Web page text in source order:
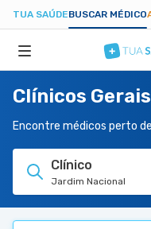
TUA SAÚDEBUSCAR MÉDICO
ESPECIALIDADES
HOSPITAIS
TUASAUDE.COM
Clínicos
Encontre médicos perto
Clínico
Jardim Nacional